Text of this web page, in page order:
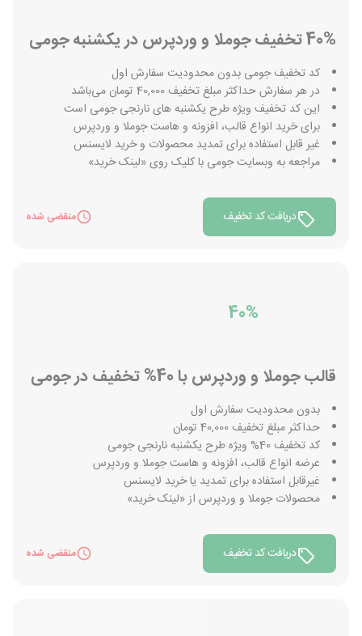
40% تخفیف جوملا و وردپرس در یکشنبه جومی
کد تخفیف جومی بدون محدودیت سفارش اول
در هر سفارش حداکثر مبلغ تخفیف 40,000 تومان می‌باشد
این کد تخفیف ویژه طرح یکشنبه های نارنجی جومی است
برای خرید انواع قالب، افزونه و هاست جوملا و وردپرس
غیر قابل استفاده برای تمدید محصولات و خرید لایسنس
مراجعه به وبسایت جومی با کلیک روی «لینک خرید»
دریافت کد تخفیف منقضی شده
40%
قالب جوملا و وردپرس با 40% تخفیف در جومی
بدون محدودیت سفارش اول
حداکثر مبلغ تخفیف 40,000 تومان
کد تخفیف 40% ویژه طرح یکشنبه نارنجی جومی
عرضه انواع قالب، افزونه و هاست جوملا و وردپرس
غیرقابل استفاده برای تمدید یا خرید لایسنس
محصولات جوملا و وردپرس از «لینک خرید»
دریافت کد تخفیف منقضی شده